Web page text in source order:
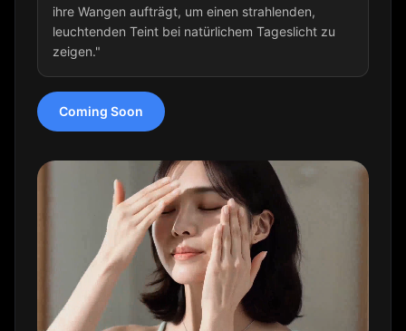
ihre Wangen aufträgt, um einen strahlenden,
leuchtenden Teint bei natürlichem Tageslicht zu
zeigen."
Coming Soon